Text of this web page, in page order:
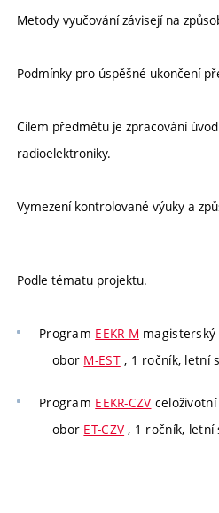
Metody vyučování závisejí na
Podmínky pro úspěšné ukončení
Cílem předmětu je zpracování
radioelektroniky.
Vymezení kontrolované výuky a
Podle tématu projektu.
Program EEKR-M magisterský
obor M-EST, 1 ročník, letní
Program EEKR-CZV
obor ET-CZV , 1 ročník,